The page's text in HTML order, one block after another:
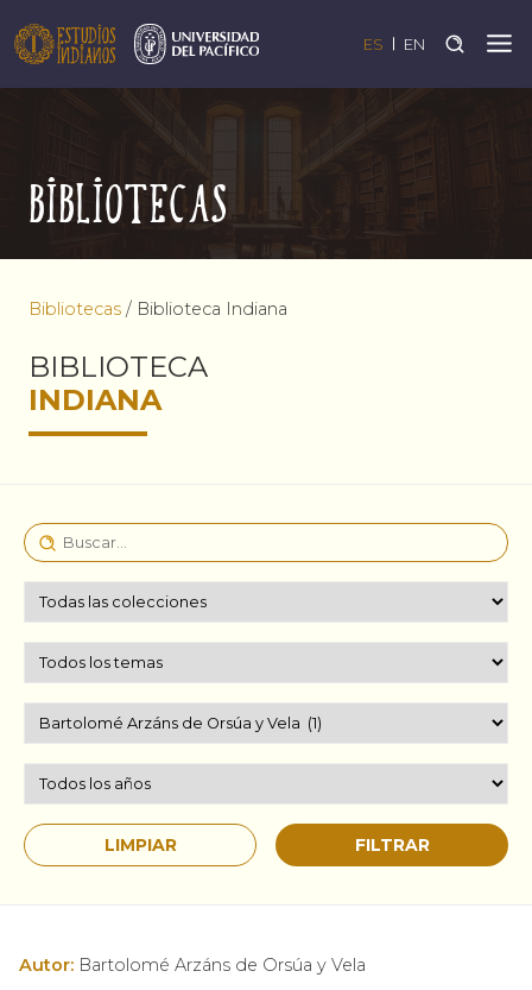
ES EN
Bibliotecas
Bibliotecas / Biblioteca Indiana
BIBLIOTECA
INDIANA
Autor: Bartolomé Arzáns de Orsúa y Vela